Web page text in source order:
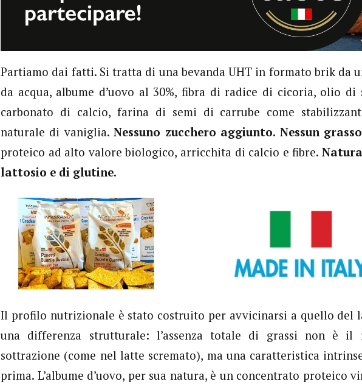
Partiamo dai fatti. Si tratta di una bevanda UHT in formato brik da
da acqua, albume d’uovo al 30%, fibra di radice di cicoria, olio di
carbonato di calcio, farina di semi di carrube come
naturale di vaniglia.Nessuno zucchero aggiunto. Nessun
proteico ad alto valore biologico, arricchita di calcio e fibre.
lattosio e di glutine.
Il profilo nutrizionale è stato costruito per avvicinarsi a quello del
una differenza strutturale: l’assenza totale di grassi non è
sottrazione (come nel latte scremato), ma una caratteristica
prima. L’albume d’uovo, per sua natura, è un concentrato proteico